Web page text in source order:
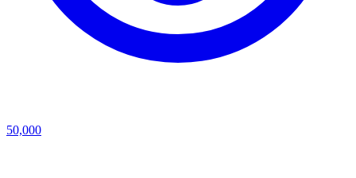
50,000